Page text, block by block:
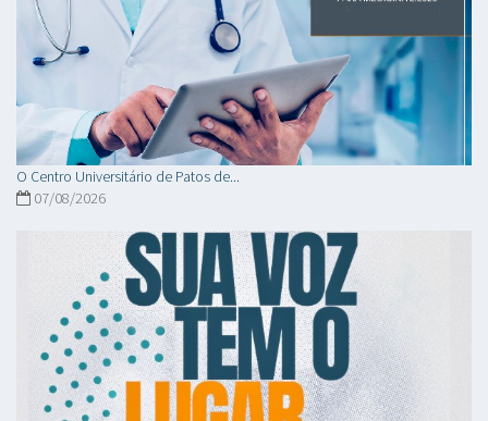
O Centro Universitário de Patos de...
07/08/2026